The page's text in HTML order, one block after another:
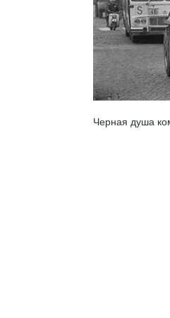
Черная душа